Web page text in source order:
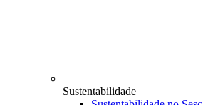
Sustentabilidade